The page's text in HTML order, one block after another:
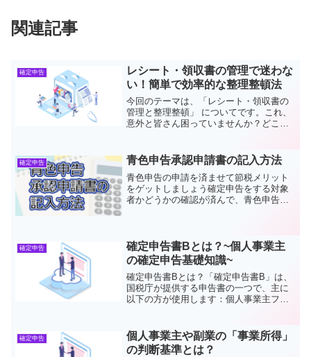
関連記事
確定申告
レシート・領収書の管理で迷わな
い！簡単で効率的な整理整頓法
今回のテーマは、「レシート・領収書の
管理と整理整頓」 についてです。これ、
意外と皆さん困っていませんか？どこに
今回は、簡単かつ実践しやすい レシー
ト・領収書の整理整頓術...
確定申告 青色申告承認申請書の記入方法
青色申告の申請を済ませて節税メリット
をゲットしましょう確定申告をする対象
者かどうかの確認が済んで、青色申告と
です。ちなみに青色申告事...
確定申告
確定申告書Bとは？~個人事業主
の確定申告基礎知識~
確定申告書Bとは？「確定申告書B」は、
国税庁が提供する申告書の一つで、主に
以下の方が使用します：個人事業主フリ
ある方特徴として、所得の種類に関わら
ず広く利用できる点が挙...
確定申告
個人事業主や副業の「事業所得」
の判断基準とは？